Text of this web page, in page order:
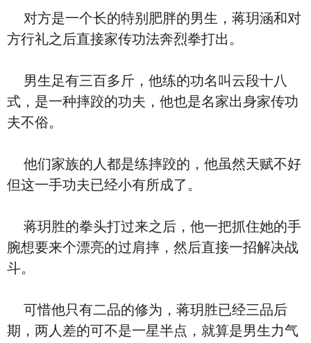
对方是一个长的特别肥胖的男生，蒋玥涵和对
方行礼之后直接家传功法奔烈拳打出。
男生足有三百多斤，他练的功名叫云段十八
式，是一种摔跤的功夫，他也是名家出身家传功
夫不俗。
他们家族的人都是练摔跤的，他虽然天赋不好
但这一手功夫已经小有所成了。
蒋玥胜的拳头打过来之后，他一把抓住她的手
腕想要来个漂亮的过肩摔，然后直接一招解决战
斗。
可惜他只有二品的修为，蒋玥胜已经三品后
期，两人差的可不是一星半点，就算是男生力气